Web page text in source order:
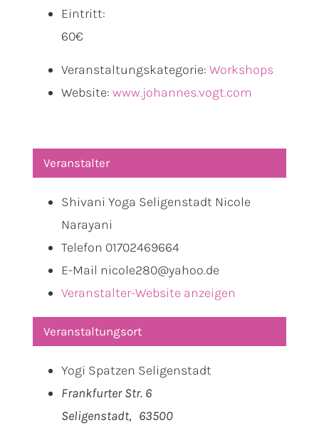
Eintritt:
60€
Veranstaltungskategorie: Workshops
Website: www.johannes.vogt.com
Veranstaltungsort
Yogi Spatzen Seligenstadt
Frankfurter Str. 6
Seligenstadt, 63500
Veranstalter
Shivani Yoga Seligenstadt Nicole
Narayani
Telefon 01702469664
E-Mail nicole280@yahoo.de
Veranstalter-Website anzeigen